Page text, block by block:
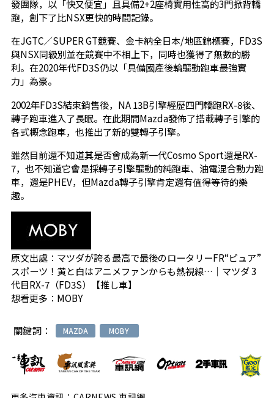
發團隊，以「快又便宜」且具備2+2座椅實用性高的3門掀背轎
跑，創下了比NSX更快的時間記錄。
在JGTC／SUPER GT競賽、金卡納全日本/地區錦標賽，FD3S
與NSX同級別並在競賽中不相上下，同時也獲得了無數的勝
利。在2020年代FD3S仍以「具備國產後輪驅動跑車最強實
力」為豪。
2002年FD3S結束銷售後，NA 13B引擎經歷四門轎跑RX-8後、
轉子跑車進入了長眠。在此期間Mazda發佈了搭載轉子引擎的
各式概念跑車，也推出了新的雙轉子引擎。
雖然目前還不知道其是否會成為新一代Cosmo Sport還是RX-
7，也不知道它會是採轉子引擎驅動的純跑車、油電混合動力跑
車，還是PHEV，但Mazda轉子引擎肯定還有值得等待的樂
趣。
原文出處： マツダが誇る最高で最後のロータリーFR“ピュア”
スポーツ！黄と白はアニメファンからも熱視線…｜マツダ 3
代目RX-7（FD3S）【推し車】
想看更多： MOBY
關鍵詞： MAZDA MOBY